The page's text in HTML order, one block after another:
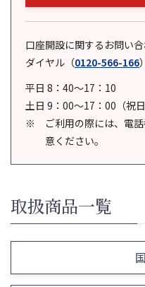
口座開設に関するお問い
ダイヤル （0120-566-166）
平日 8：40～17：10
土日 9：00～17：00（祝
ご利用の際には、電
意ください。
取扱商品一覧